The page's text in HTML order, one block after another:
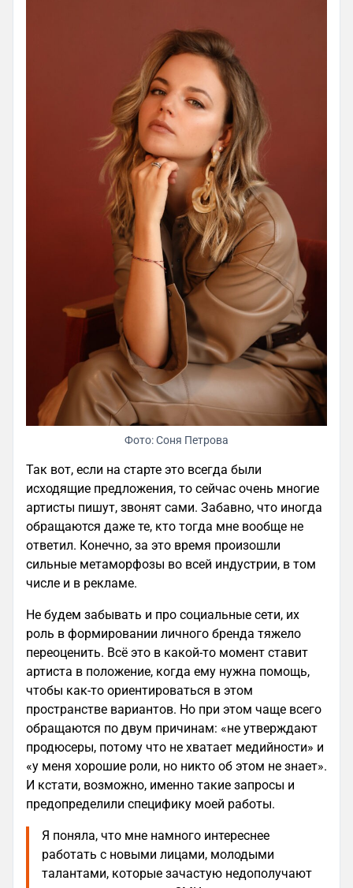
Фото: Соня Петрова
Так вот, если на старте это всегда были
исходящие предложения, то сейчас очень многие
артисты пишут, звонят сами. Забавно, что иногда
обращаются даже те, кто тогда мне вообще не
ответил. Конечно, за это время произошли
сильные метаморфозы во всей индустрии, в том
числе и в рекламе.
Не будем забывать и про социальные сети, их
роль в формировании личного бренда тяжело
переоценить. Всё это в какой-то момент ставит
артиста в положение, когда ему нужна помощь,
чтобы как-то ориентироваться в этом
пространстве вариантов. Но при этом чаще всего
обращаются по двум причинам: «не утверждают
продюсеры, потому что не хватает медийности» и
«у меня хорошие роли, но никто об этом не знает».
И кстати, возможно, именно такие запросы и
предопределили специфику моей работы.
Я поняла, что мне намного интереснее
работать с новыми лицами, молодыми
талантами, которые зачастую недополучают